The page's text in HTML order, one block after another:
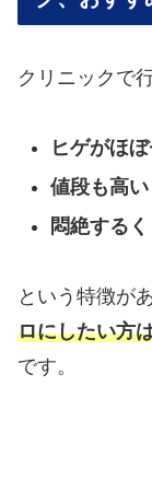
クリニックで
ヒゲがほ
値段も高い
悶絶する
という特徴が
ロにしたい方
です。